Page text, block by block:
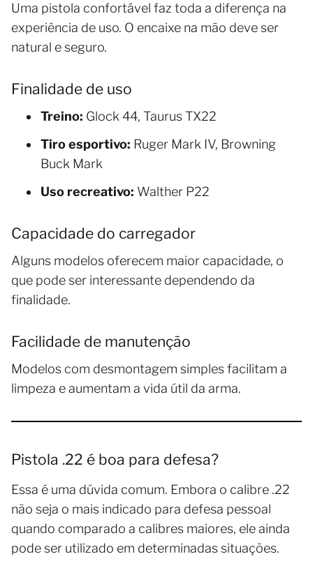
Uma pistola confortável faz toda a diferença na
experiência de uso. O encaixe na mão deve ser
natural e seguro.
Finalidade de uso
Treino: Glock 44, Taurus TX22
Tiro esportivo: Ruger Mark IV, Browning
Buck Mark
Uso recreativo: Walther P22
Capacidade do carregador
Alguns modelos oferecem maior capacidade, o
que pode ser interessante dependendo da
finalidade.
Facilidade de manutenção
Modelos com desmontagem simples facilitam a
limpeza e aumentam a vida útil da arma.
Pistola .22 é boa para defesa?
Essa é uma dúvida comum. Embora o calibre .22
não seja o mais indicado para defesa pessoal
quando comparado a calibres maiores, ele ainda
pode ser utilizado em determinadas situações.